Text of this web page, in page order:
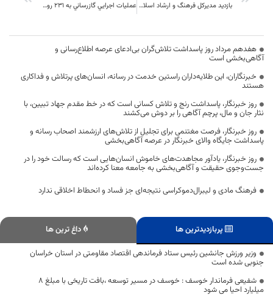
بازدید مدیرکل فرهنگ و ارشاد اسلامی خراسان جنوبی از ایستگاه کتاب در جاده سلامت عمليات اجرايي گازرساني به 231 روستای خراسان جنوبی دردست اجرا است
هفدهم مرداد روز پاسداشت تلاش‌گران بی‌ادعای عرصه اطلاع‌رسانی و
آگاهی‌بخشی است
خبرنگاران، این طلایه‌داران راستین خدمت در رسانه، انسان‌های پرتلاش و فداکاری
هستند
روز خبرنگار، پاسداشت رنج و تلاش کسانی است که در خط مقدم جهاد تبیین، با
نثار جان و مال، پرچم آگاهی را بر دوش می‌کشند
روز خبرنگار، فرصت مغتنمی برای تجلیل از تلاش‌های ارزشمند اصحاب رسانه و
پاسداشت جایگاه والای خبرنگار در عرصه آگاهی‌بخشی
روز خبرنگار، یادآور مجاهدت‌های خاموش انسان‌هایی است که رسالت خود را در
جست‌وجوی حقیقت و آگاهی‌بخشی به جامعه معنا کرده‌اند
فرهنگ مادی و لیبرال‌دموکراسی نتیجه‌ای جز فساد و انحطاط اخلاقی ندارد
پربازدیدترین ها
داغ ترین ها
وزیر ورزش جانشین رئیس ستاد فرماندهی اقتصاد مقاومتی در استان خراسان
جنوبی شده است
شفیعی فرماندار خوسف : خوسف در مسیر توسعه ،بافت تاریخی با مبلغ 8
میلیارد احیا می شود